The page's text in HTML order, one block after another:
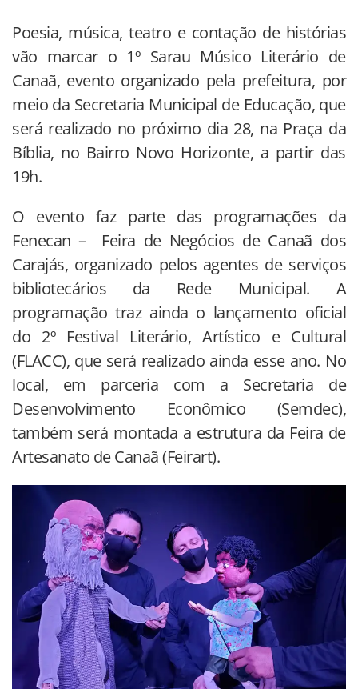
Poesia, música, teatro e contação de histórias
vão marcar o 1º Sarau Músico Literário de
Canaã, evento organizado pela prefeitura, por
meio da Secretaria Municipal de Educação, que
será realizado no próximo dia 28, na Praça da
Bíblia, no Bairro Novo Horizonte, a partir das
19h.
O evento faz parte das programações da
Fenecan – Feira de Negócios de Canaã dos
Carajás, organizado pelos agentes de serviços
bibliotecários da Rede Municipal. A
programação traz ainda o lançamento oficial
do 2º Festival Literário, Artístico e Cultural
(FLACC), que será realizado ainda esse ano. No
local, em parceria com a Secretaria de
Desenvolvimento Econômico (Semdec),
também será montada a estrutura da Feira de
Artesanato de Canaã (Feirart).